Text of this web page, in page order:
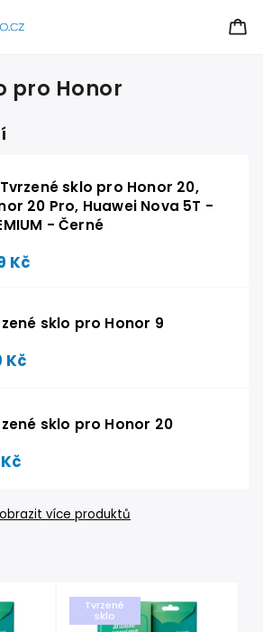
pro Honor
Tvrzené sklo pro Honor 20,
20 Pro, Huawei Nova 5T -
- Černé
Kč
sklo pro Honor 9
Kč
sklo pro Honor 20
více produktů
Tvrzené
sklo